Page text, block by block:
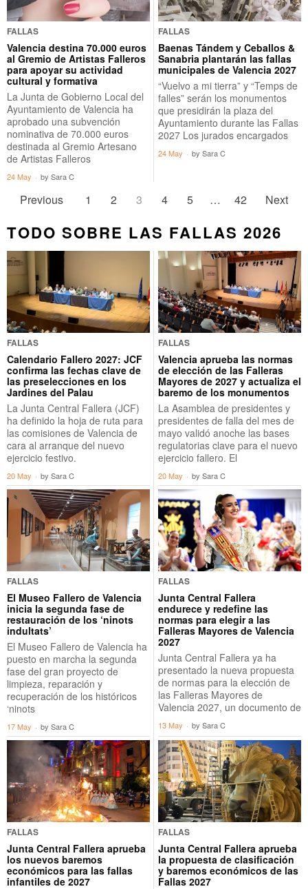
FALLAS
Valencia destina 70.000 euros
al Gremio de Artistas Falleros
para apoyar su actividad
cultural y formativa
La Junta de Gobierno Local del
Ayuntamiento de Valencia ha
aprobado una subvención
nominativa de 70.000 euros
destinada al Gremio Artesano
de Artistas Falleros
24 May by Sara C
FALLAS
Baenas Tándem y Ceballos &
Sanabria plantarán las fallas
municipales de Valencia 2027
“Vuelvo a mi tierra” y “Temps de
falles” serán los monumentos
que presidirán la plaza del
Ayuntamiento durante las Fallas
2027 Los jurados encargados
24 May by Sara C
Previous 1 2 3 4 5 … 42 Next
TODO SOBRE LAS FALLAS 2026
FALLAS
Calendario Fallero 2027: JCF
confirma las fechas clave de
las preselecciones en los
Jardines del Palau
La Junta Central Fallera (JCF)
ha definido la hoja de ruta para
las comisiones de Valencia de
cara al arranque del nuevo
ejercicio festivo.
20 May by Sara C
FALLAS
Valencia aprueba las normas
de elección de las Falleras
Mayores de 2027 y actualiza el
baremo de los monumentos
La Asamblea de presidentes y
presidentes de falla del mes de
mayo validó anoche las bases
regulatorias clave para el nuevo
ejercicio fallero. El
20 May by Sara C
FALLAS
El Museo Fallero de Valencia
inicia la segunda fase de
restauración de los ‘ninots
indultats’
El Museo Fallero de Valencia ha
puesto en marcha la segunda
fase del gran proyecto de
limpieza, reparación y
recuperación de los históricos
‘ninots
17 May by Sara C
FALLAS
Junta Central Fallera
endurece y redefine las
normas para elegir a las
Falleras Mayores de Valencia
2027
Junta Central Fallera ya ha
presentado la nueva propuesta
de normas para la elección de
las Falleras Mayores de
Valencia 2027, un documento de
13 May by Sara C
FALLAS
Junta Central Fallera aprueba
los nuevos baremos
económicos para las fallas
infantiles de 2027
FALLAS
Junta Central Fallera aprueba
la propuesta de clasificación
y baremos económicos de las
Fallas 2027